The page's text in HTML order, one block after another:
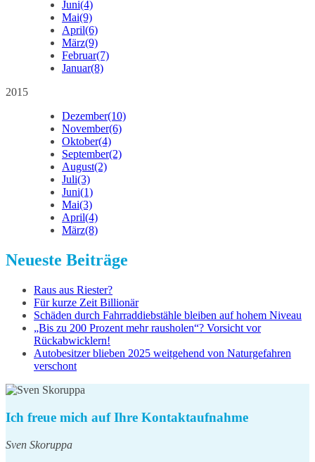
Juni(4)
Mai(9)
April(6)
März(9)
Februar(7)
Januar(8)
2015
Dezember(10)
November(6)
Oktober(4)
September(2)
August(2)
Juli(3)
Juni(1)
Mai(3)
April(4)
März(8)
Neueste Beiträge
Raus aus Riester?
Für kurze Zeit Billionär
Schäden durch Fahrraddiebstähle bleiben auf hohem Niveau
„Bis zu 200 Prozent mehr rausholen“? Vorsicht vor
Rückabwicklern!
Autobesitzer blieben 2025 weitgehend von Naturgefahren
verschont
Ich freue mich auf Ihre Kontaktaufnahme
Sven Skoruppa